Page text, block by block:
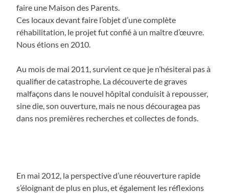
faire une Maison des Parents.
Ces locaux devant faire l’objet d’une complète
réhabilitation, le projet fut confié à un maître d’œuvre.
Nous étions en 2010.
Au mois de mai 2011, survient ce que je n’hésiterai pas à
qualifier de catastrophe. La découverte de graves
malfaçons dans le nouvel hôpital conduisit à repousser,
sine die, son ouverture, mais ne nous découragea pas
dans nos premières recherches et collectes de fonds.
En mai 2012, la perspective d’une réouverture rapide
s’éloignant de plus en plus, et également les réflexions